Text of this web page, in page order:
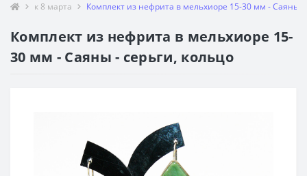
к 8 марта Комплект из нефрита в мельхиоре 15-30 мм - Саяны -
Комплект из нефрита в мельхиоре 15-
30 мм - Саяны - серьги, кольцо